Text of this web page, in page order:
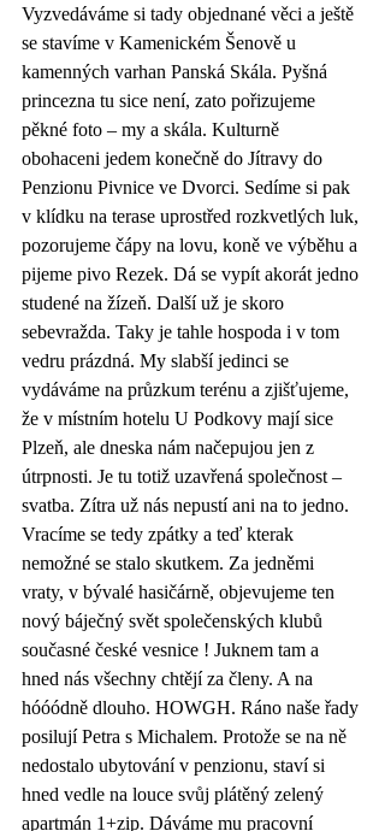
Vyzvedáváme si tady objednané věci a ještě
se stavíme v Kamenickém Šenově u
kamenných varhan Panská Skála. Pyšná
princezna tu sice není, zato pořizujeme
pěkné foto – my a skála. Kulturně
obohaceni jedem konečně do Jítravy do
Penzionu Pivnice ve Dvorci. Sedíme si pak
v klídku na terase uprostřed rozkvetlých luk,
pozorujeme čápy na lovu, koně ve výběhu a
pijeme pivo Rezek. Dá se vypít akorát jedno
studené na žízeň. Další už je skoro
sebevražda. Taky je tahle hospoda i v tom
vedru prázdná. My slabší jedinci se
vydáváme na průzkum terénu a zjišťujeme,
že v místním hotelu U Podkovy mají sice
Plzeň, ale dneska nám načepujou jen z
útrpnosti. Je tu totiž uzavřená společnost –
svatba. Zítra už nás nepustí ani na to jedno.
Vracíme se tedy zpátky a teď kterak
nemožné se stalo skutkem. Za jedněmi
vraty, v bývalé hasičárně, objevujeme ten
nový báječný svět společenských klubů
současné české vesnice ! Juknem tam a
hned nás všechny chtějí za členy. A na
hóóódně dlouho. HOWGH. Ráno naše řady
posilují Petra s Michalem. Protože se na ně
nedostalo ubytování v penzionu, staví si
hned vedle na louce svůj plátěný zelený
apartmán 1+zip. Dáváme mu pracovní